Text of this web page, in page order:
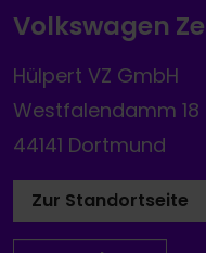
Volkswagen
Hülpert VZ GmbH
Westfalendamm 18
44141 Dortmund
Zur Standortseite